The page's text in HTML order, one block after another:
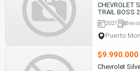
CHEVROLET
TRAIL BOSS
2021
Puerto
$9.990.000
Chevrolet